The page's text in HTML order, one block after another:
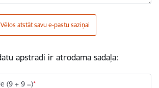
Vēlos atstāt savu e-pastu saziņai
apstrādi ir atrodama sadaļā:
(9 + 9 =)